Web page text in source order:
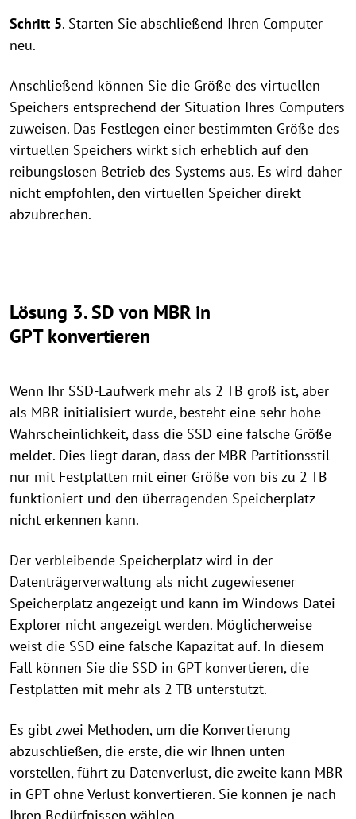
Schritt 5. Starten Sie abschließend Ihren Computer
neu.
Anschließend können Sie die Größe des virtuellen
Speichers entsprechend der Situation Ihres Computers
zuweisen. Das Festlegen einer bestimmten Größe des
virtuellen Speichers wirkt sich erheblich auf den
reibungslosen Betrieb des Systems aus. Es wird daher
nicht empfohlen, den virtuellen Speicher direkt
abzubrechen.
Lösung 3. SD von MBR in
GPT konvertieren
Wenn Ihr SSD-Laufwerk mehr als 2 TB groß ist, aber
als MBR initialisiert wurde, besteht eine sehr hohe
Wahrscheinlichkeit, dass die SSD eine falsche Größe
meldet. Dies liegt daran, dass der MBR-Partitionsstil
nur mit Festplatten mit einer Größe von bis zu 2 TB
funktioniert und den überragenden Speicherplatz
nicht erkennen kann.
Der verbleibende Speicherplatz wird in der
Datenträgerverwaltung als nicht zugewiesener
Speicherplatz angezeigt und kann im Windows Datei-
Explorer nicht angezeigt werden. Möglicherweise
weist die SSD eine falsche Kapazität auf. In diesem
Fall können Sie die SSD in GPT konvertieren, die
Festplatten mit mehr als 2 TB unterstützt.
Es gibt zwei Methoden, um die Konvertierung
abzuschließen, die erste, die wir Ihnen unten
vorstellen, führt zu Datenverlust, die zweite kann MBR
in GPT ohne Verlust konvertieren. Sie können je nach